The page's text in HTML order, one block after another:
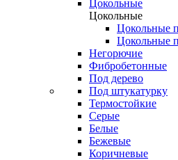
Цокольные
Цокольные
Цокольные
Цокольные
Негорючие
Фибробетонные
Под дерево
Под штукатурку
Термостойкие
Серые
Белые
Бежевые
Коричневые